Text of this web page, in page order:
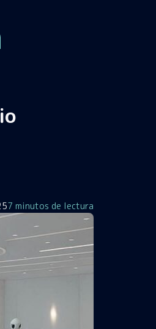
7 minutos de lectura